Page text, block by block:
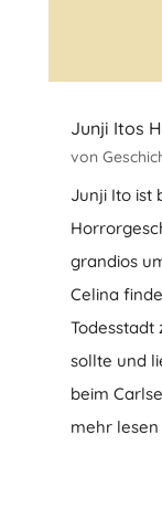
Junji Itos
von
Junji Ito ist
grandios
Celina
Todesstadt
sollte und
beim
mehr lesen